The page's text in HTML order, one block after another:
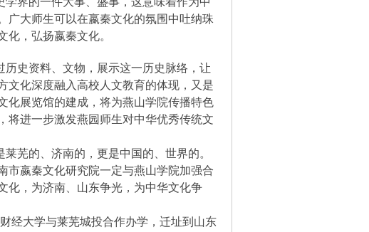
广大师生可以在嬴秦文化的氛围中吐纳珠
，弘扬嬴秦文化。
史资料、文物，展示这一历史脉络，让
文化深度融入高校人文教育的体现，又是
化展览馆的建成，将为燕山学院传播特色
将进一步激发燕园师生对中华优秀传统文
芜的、济南的，更是中国的、世界的。
市嬴秦文化研究院一定与燕山学院加强合
化，为济南、山东争光，为中华文化争
经大学与莱芜城投合作办学，迁址到山东